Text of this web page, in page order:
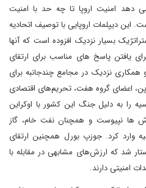
دهد امنیت اروپا تا چه حد با امنیت
این دیپلمات اروپایی با توصیف اتحادیه
بسیار نزدیک افزوده است که آنها
یافتن پاسخ های مناسب برای ارتقای
نزدیک در مجامع چندجانبه برای
ژاپن، اعضای گروه هفت، تحریم‌های اقتصادی
را به دلیل جنگ این کشور با اوکراین
ها نپیوست و همچنان نفت خام، گاز
وارد کرد. جوزپ بورل همچنین ارتقای
شد که ارزش‌های مشابهی در مقابله با
امنیتی دارند.